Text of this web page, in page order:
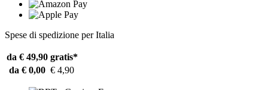
Spese di spedizione per Italia
da € 49,90 gratis*
da € 0,00 € 4,90